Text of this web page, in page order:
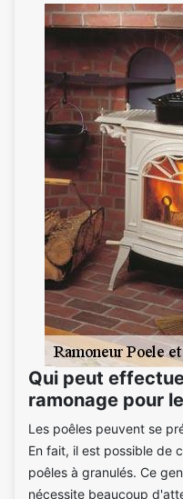
Qui peut
ramonage pour
Les poêles peuvent se
En fait, il est possible de
poêles à granulés. Ce
nécessite beaucoup